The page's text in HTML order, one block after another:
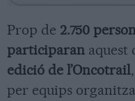
Prop de 2.750
participaran aquest
edició de l’Oncotrail
per equips